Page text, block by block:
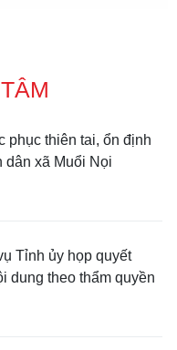
phục thiên tai, ổn định
dân xã Muổi Nọi
Tỉnh ủy họp quyết
dung theo thẩm quyền